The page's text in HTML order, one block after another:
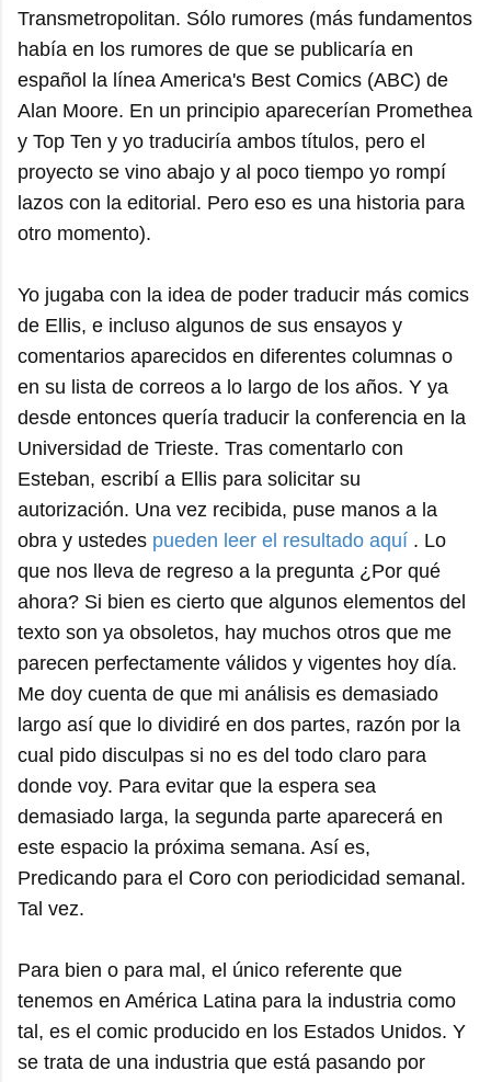
Transmetropolitan. Sólo rumores (más fundamentos
había en los rumores de que se publicaría en
español la línea America's Best Comics (ABC) de
Alan Moore. En un principio aparecerían Promethea
y Top Ten y yo traduciría ambos títulos, pero el
proyecto se vino abajo y al poco tiempo yo rompí
lazos con la editorial. Pero eso es una historia para
otro momento).
Yo jugaba con la idea de poder traducir más comics
de Ellis, e incluso algunos de sus ensayos y
comentarios aparecidos en diferentes columnas o
en su lista de correos a lo largo de los años. Y ya
desde entonces quería traducir la conferencia en la
Universidad de Trieste. Tras comentarlo con
Esteban, escribí a Ellis para solicitar su
autorización. Una vez recibida, puse manos a la
obra y ustedes pueden leer el resultado aquí . Lo
que nos lleva de regreso a la pregunta ¿Por qué
ahora? Si bien es cierto que algunos elementos del
texto son ya obsoletos, hay muchos otros que me
parecen perfectamente válidos y vigentes hoy día.
Me doy cuenta de que mi análisis es demasiado
largo así que lo dividiré en dos partes, razón por la
cual pido disculpas si no es del todo claro para
donde voy. Para evitar que la espera sea
demasiado larga, la segunda parte aparecerá en
este espacio la próxima semana. Así es,
Predicando para el Coro con periodicidad semanal.
Tal vez.
Para bien o para mal, el único referente que
tenemos en América Latina para la industria como
tal, es el comic producido en los Estados Unidos. Y
se trata de una industria que está pasando por